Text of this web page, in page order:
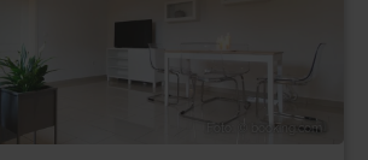
Foto: © booking.com